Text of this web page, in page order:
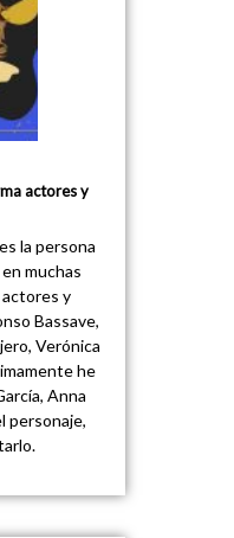
actores y
la persona
muchas
y
Bassave,
Verónica
he
Anna
personaje,